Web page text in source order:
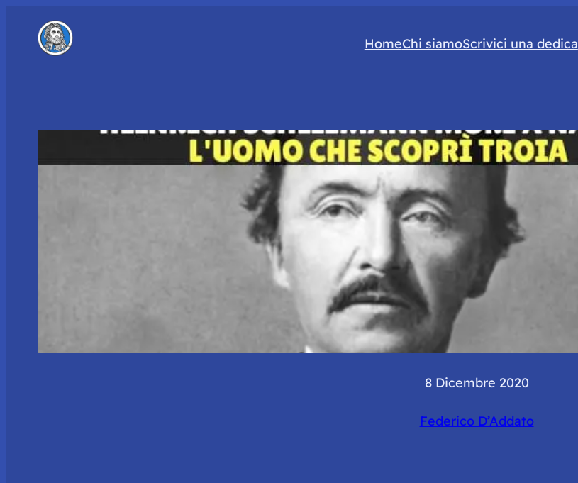
HomeChi siamoScrivici una dedica
8 Dicembre 2020
Federico D’Addato